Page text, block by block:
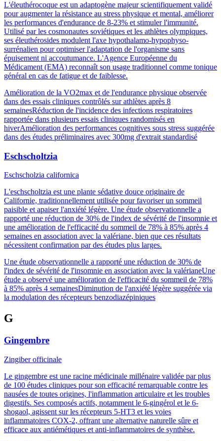
L'éleuthérocoque est un adaptogène majeur scientifiquement validé
pour augmenter la résistance au stress physique et mental, améliorer
les performances d'endurance de 8-23% et stimuler l'immunité.
Utilisé par les cosmonautes soviétiques et les athlètes olympiques,
ses éleuthérosides modulent l'axe hypothalamo-hypophyso-
surrénalien pour optimiser l'adaptation de l'organisme sans
épuisement ni accoutumance. L'Agence Européenne du
Médicament (EMA) reconnaît son usage traditionnel comme tonique
général en cas de fatigue et de faiblesse.
Amélioration de la VO2max et de l'endurance physique observée
dans des essais cliniques contrôlés sur athlètes après 8
semainesRéduction de l'incidence des infections respiratoires
rapportée dans plusieurs essais cliniques randomisés en
hiverAmélioration des performances cognitives sous stress suggérée
dans des études préliminaires avec 300mg d'extrait standardisé
Eschscholtzia
Eschscholzia californica
L'eschscholtzia est une plante sédative douce originaire de
Californie, traditionnellement utilisée pour favoriser un sommeil
paisible et apaiser l'anxiété légère. Une étude observationnelle a
rapporté une réduction de 30% de l'index de sévérité de l'insomnie et
une amélioration de l'efficacité du sommeil de 78% à 85% après 4
semaines en association avec la valériane, bien que ces résultats
nécessitent confirmation par des études plus larges.
Une étude observationnelle a rapporté une réduction de 30% de
l'index de sévérité de l'insomnie en association avec la valérianeUne
étude a observé une amélioration de l'efficacité du sommeil de 78%
à 85% après 4 semainesDiminution de l'anxiété légère suggérée via
la modulation des récepteurs benzodiazépiniques
G
Gingembre
Zingiber officinale
Le gingembre est une racine médicinale millénaire validée par plus
de 100 études cliniques pour son efficacité remarquable contre les
nausées de toutes origines, l'inflammation articulaire et les troubles
digestifs. Ses composés actifs, notamment le 6-gingérol et le 6-
shogaol, agissent sur les récepteurs 5-HT3 et les voies
inflammatoires COX-2, offrant une alternative naturelle sûre et
efficace aux antiémétiques et anti-inflammatoires de synthèse.